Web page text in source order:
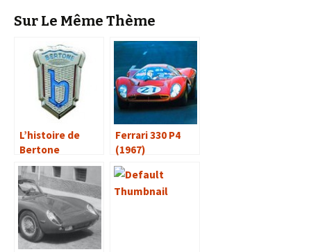
Sur Le Même Thème
L’histoire de
Bertone
Ferrari 330 P4
(1967)